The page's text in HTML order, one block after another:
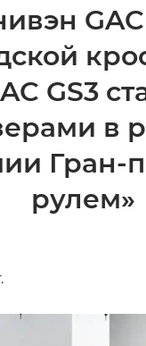
GS3
в
Гран-
рулем»